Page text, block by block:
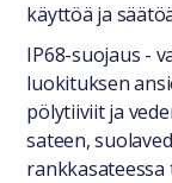
käyttöä ja
IP68-suojaus -
luokituksen
pölytiiviit ja
sateen,